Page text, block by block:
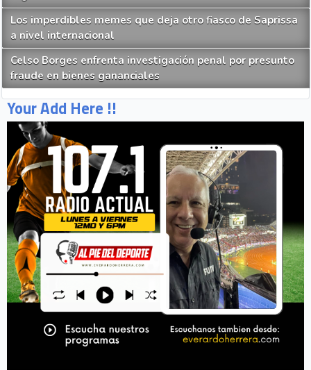
Los imperdibles memes que deja otro fiasco de Saprissa
a nivel internacional
Celso Borges enfrenta investigación penal por presunto
fraude en bienes gananciales
Your Add Here !!